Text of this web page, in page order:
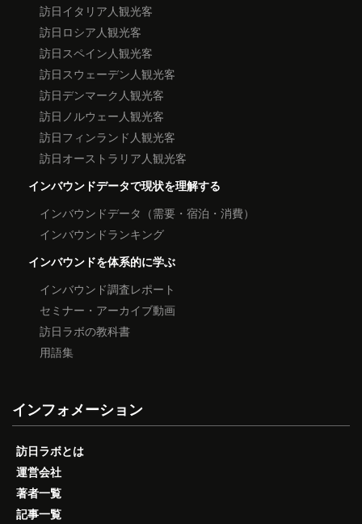
訪日イタリア人観光客
訪日ロシア人観光客
訪日スペイン人観光客
訪日スウェーデン人観光客
訪日デンマーク人観光客
訪日ノルウェー人観光客
訪日フィンランド人観光客
訪日オーストラリア人観光客
インバウンドデータで現状を理解する
インバウンドデータ（需要・宿泊・消費）
インバウンドランキング
インバウンドを体系的に学ぶ
インバウンド調査レポート
セミナー・アーカイブ動画
訪日ラボの教科書
用語集
インフォメーション
訪日ラボとは
運営会社
著者一覧
記事一覧